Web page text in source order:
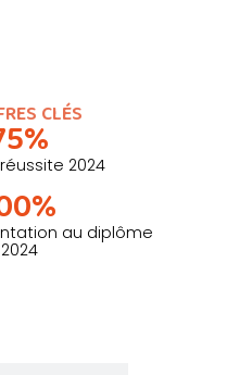
CLÉS
2024
au diplôme
2024